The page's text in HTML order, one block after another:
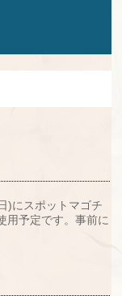
)にスポットマゴチ
用予定です。事前に